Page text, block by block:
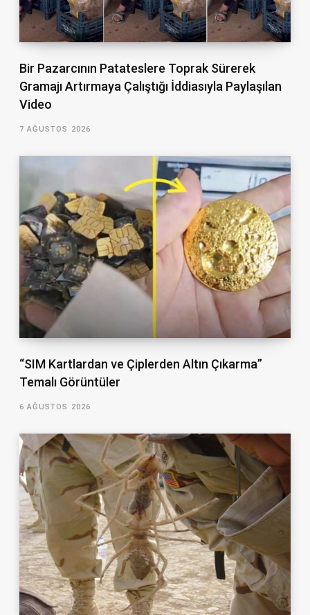
Bir Pazarcının Patateslere Toprak Sürerek
Gramajı Artırmaya Çalıştığı İddiasıyla Paylaşılan
Video
7 AĞUSTOS 2026
“SIM Kartlardan ve Çiplerden Altın Çıkarma”
Temalı Görüntüler
6 AĞUSTOS 2026